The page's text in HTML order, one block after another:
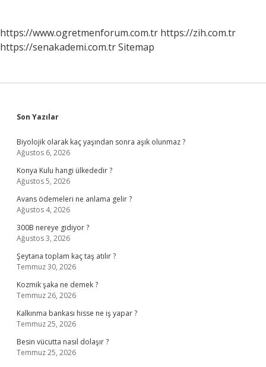
https://www.ogretmenforum.com.tr https://zih.com.tr
https://senakademi.com.trSitemap
Sidebar
Son Yazılar
Biyolojik olarak kaç yaşından sonra aşık olunmaz ?
Ağustos 6, 2026
Konya Kulu hangi ülkededir ?
Ağustos 5, 2026
Avans ödemeleri ne anlama gelir ?
Ağustos 4, 2026
300B nereye gidiyor ?
Ağustos 3, 2026
Şeytana toplam kaç taş atılır ?
Temmuz 30, 2026
Kozmik şaka ne demek ?
Temmuz 26, 2026
Kalkınma bankası hisse ne iş yapar ?
Temmuz 25, 2026
Besin vücutta nasıl dolaşır ?
Temmuz 25, 2026